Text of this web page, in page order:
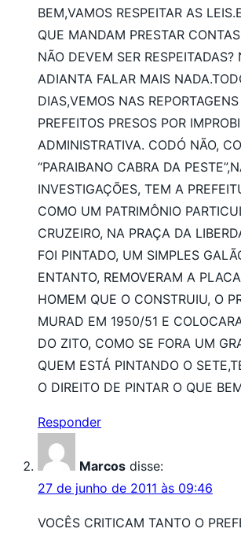
BEM,VAMOS RESPEITAR AS
QUE MANDAM PRESTAR
NÃO DEVEM SER RESPEITADAS?
ADIANTA FALAR MAIS
DIAS,VEMOS NAS
PREFEITOS PRESOS POR
ADMINISTRATIVA. CODÓ NÃO,
“PARAIBANO CABRA DA
INVESTIGAÇÕES, TEM A
COMO UM PATRIMÔNIO
CRUZEIRO, NA PRAÇA DA
FOI PINTADO, UM SIMPLES
ENTANTO, REMOVERAM A
HOMEM QUE O CONSTRUIU, O
MURAD EM 1950/51 E
DO ZITO, COMO SE FORA UM
QUEM ESTÁ PINTANDO O
O DIREITO DE PINTAR O QUE
Responder
Marcos disse:
27 de junho de 2011 às 09:46
VOCÊS CRITICAM TANTO O